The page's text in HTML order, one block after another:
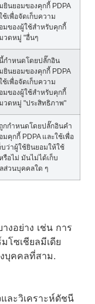
ยินยอมของคุกกี้ PDPA
ช้เพื่อจัดเก็บความ
มของผู้ใช้สำหรับคุกกี้
วดหมู่ "อื่นๆ
กำหนดโดยปลั๊กอิน
ยินยอมของคุกกี้ PDPA
ช้เพื่อจัดเก็บความ
มของผู้ใช้สำหรับคุกกี้
วดหมู่ "ประสิทธิภาพ"
กกำหนดโดยปลั๊กอินคำ
มคุกกี้ PDPA และใช้เพื่อ
บว่าผู้ใช้ยินยอมให้ใช้
รือไม่ มันไม่ได้เก็บ
ส่วนบุคคลใด ๆ
งอย่าง เช่น การ
โซเชียลมีเดีย
บุคคลที่สาม.
ละวิเคราะห์ดัชนี